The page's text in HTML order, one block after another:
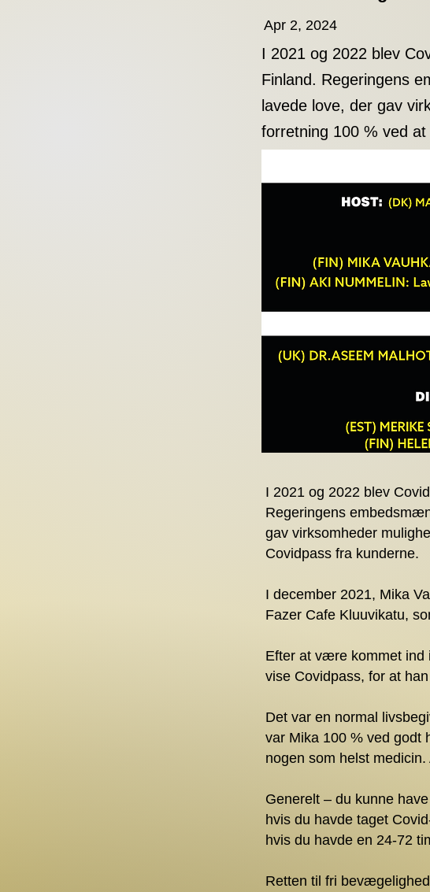
Apr 2, 2024
I 2021 og 2022 blev
Finland. Regeringens
lavede love, der gav
forretning 100 % ved
I 2021 og 2022 blev
Regeringens
gav virksomheder
Covidpass fra kunderne.
I december 2021, Mika
Fazer Cafe Kluuvikatu,
Efter at være kommet ind
vise Covidpass, for at
Det var en normal
var Mika 100 % ved godt
nogen som helst
Generelt – du kunne
hvis du havde taget
hvis du havde en 24-72
Retten til fri